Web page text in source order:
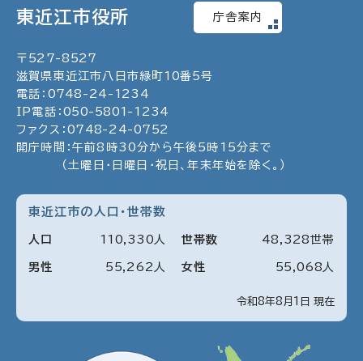
東近江市役所 庁舎案内
〒 527-8527
滋賀県東近江市八日市緑町10番5号
電話： 0748 - 24 - 1234
IP電話： 050- 5801 - 1234
ファクス： 0748- 24-0752
開庁時間：午前8時30分から午後5時15分まで
（土曜日・日曜日・祝日、年末年始を除く。）
東近江市の人口・世帯数
令和8年8月1日 現在
人口 110 330 人
男性 55 262 人 女性 55 068 人
世帯数 48 328世帯